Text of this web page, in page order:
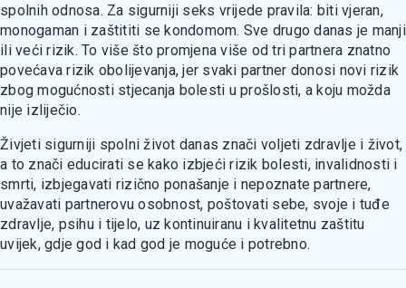
spolnih odnosa. Za sigurniji seks vrijede pravila: biti vjeran,
monogaman i zaštititi se kondomom. Sve drugo danas je manji
ili veći rizik. To više što promjena više od tri partnera znatno
povećava rizik obolijevanja, jer svaki partner donosi novi rizik
zbog mogućnosti stjecanja bolesti u prošlosti, a koju možda
nije izliječio.
Živjeti sigurniji spolni život danas znači voljeti zdravlje i život,
a to znači educirati se kako izbjeći rizik bolesti, invalidnosti i
smrti, izbjegavati rizično ponašanje i nepoznate partnere,
uvažavati partnerovu osobnost, poštovati sebe, svoje i tuđe
zdravlje, psihu i tijelo, uz kontinuiranu i kvalitetnu zaštitu
uvijek, gdje god i kad god je moguće i potrebno.